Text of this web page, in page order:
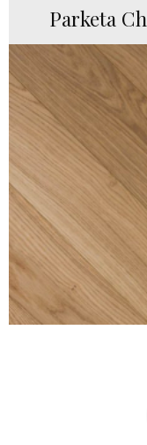
Parketa